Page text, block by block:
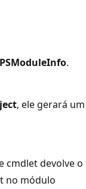
PSModuleInfo.
, ele gerará um
cmdlet devolve o
no módulo